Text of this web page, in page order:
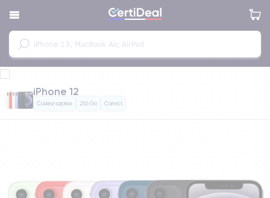
iPhone 12
Couleur surprise 256 Go Correct